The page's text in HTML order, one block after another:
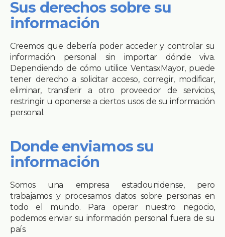
Sus derechos sobre su
información
Creemos que debería poder acceder y controlar su
información personal sin importar dónde viva.
Dependiendo de cómo utilice VentasxMayor, puede
tener derecho a solicitar acceso, corregir, modificar,
eliminar, transferir a otro proveedor de servicios,
restringir u oponerse a ciertos usos de su información
personal.
Donde enviamos su
información
Somos una empresa estadounidense, pero
trabajamos y procesamos datos sobre personas en
todo el mundo. Para operar nuestro negocio,
podemos enviar su información personal fuera de su
país.